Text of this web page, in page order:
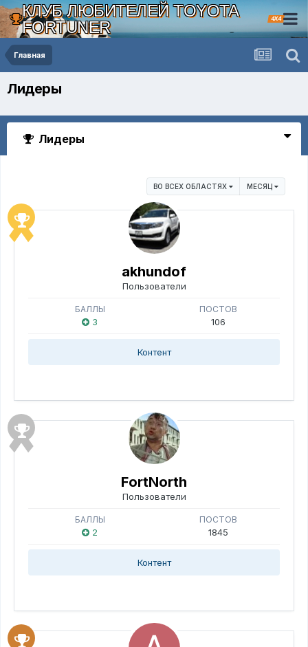
КЛУБ ЛЮБИТЕЛЕЙ TOYOTA
FORTUNER
4X4
Главная
Лидеры
Лидеры
ВО ВСЕХ ОБЛАСТЯХ МЕСЯЦ
akhundof
Пользователи
БАЛЛЫ
3
ПОСТОВ
106
Контент
FоrtNorth
Пользователи
БАЛЛЫ
2
ПОСТОВ
1845
Контент